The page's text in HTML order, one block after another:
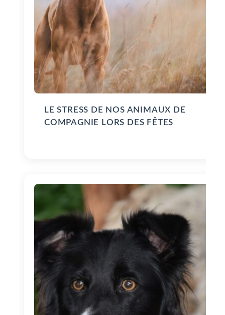
LE STRESS DE NOS ANIMAUX DE
COMPAGNIE LORS DES FÊTES